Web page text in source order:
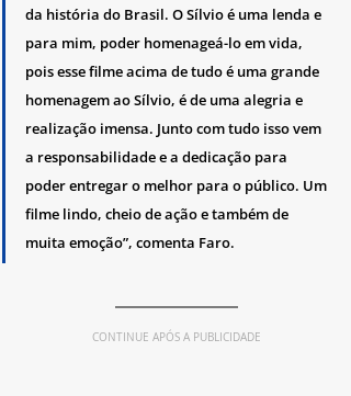
da história do Brasil. O Sílvio é uma lenda e
para mim, poder homenageá-lo em vida,
pois esse filme acima de tudo é uma grande
homenagem ao Sílvio, é de uma alegria e
realização imensa. Junto com tudo isso vem
a responsabilidade e a dedicação para
poder entregar o melhor para o público. Um
filme lindo, cheio de ação e também de
muita emoção”, comenta Faro.
CONTINUE APÓS A PUBLICIDADE